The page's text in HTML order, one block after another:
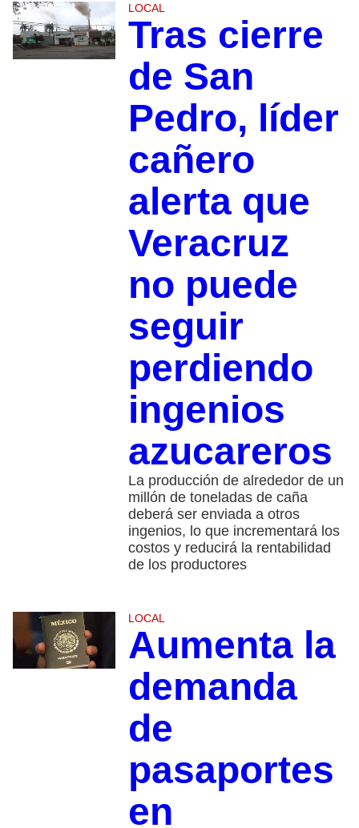
LOCAL
Tras cierre
de San
Pedro, líder
cañero
alerta que
Veracruz
no puede
seguir
perdiendo
ingenios
azucareros
La producción de alrededor de un
millón de toneladas de caña
deberá ser enviada a otros
ingenios, lo que incrementará los
costos y reducirá la rentabilidad
de los productores
LOCAL
Aumenta la
demanda
de
pasaportes
en